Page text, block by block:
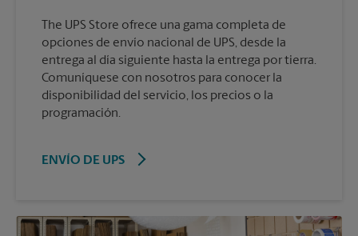
The UPS Store ofrece una gama completa de
opciones de envío nacional de UPS, desde la
entrega al día siguiente hasta la entrega por tierra.
Comuníquese con nosotros para conocer la
disponibilidad del servicio, los precios o la
programación.
ENVÍO DE UPS